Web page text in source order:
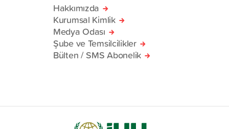
Hakkımızda
Kurumsal Kimlik
Medya Odası
Şube ve Temsilcilikler
Bülten / SMS Abonelik